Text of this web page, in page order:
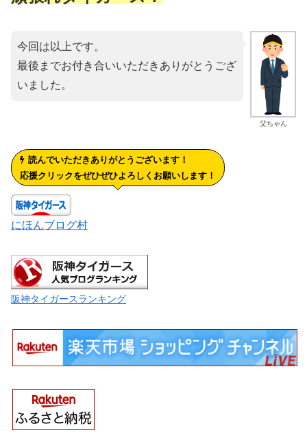
父ちゃん
今回は以上です。
最後までお付き合いいただきありがとうござ
いました。
読んでいただきありがとうございます！
応援クリックをぜひぜひよろしくお願いします！
にほんブログ村
阪神タイガースランキング